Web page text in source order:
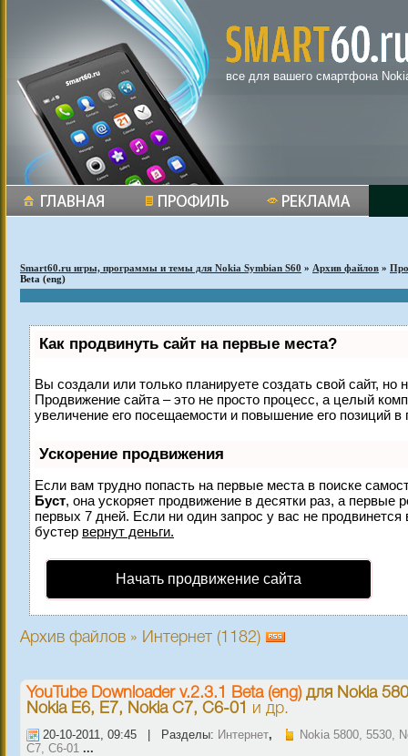
все для вашего смартфона
Smart60.ru игры, программы и темы для Nokia Symbian S60 » Архив файлов »
Beta (eng)
Как продвинуть сайт на первые места?
Вы создали или только планируете создать свой сайт, но
Продвижение сайта – это не просто процесс, а целый
увеличение его посещаемости и повышение его позиций в
Ускорение продвижения
Если вам трудно попасть на первые места в поиске
Буст, она ускоряет продвижение в десятки раз, а первые
первых 7 дней. Если ни один запрос у вас не
бустер вернут деньги.
Начать продвижение сайта
Архив файлов » Интернет (1182)
YouTube Downloader v.2.3.1 Beta (eng)для Nokia
Nokia E6, E7, Nokia C7, C6-01
и др.
20-10-2011, 09:45 | Разделы: Интернет,
Nokia 5800, 5530,
C7, C6-01 ...